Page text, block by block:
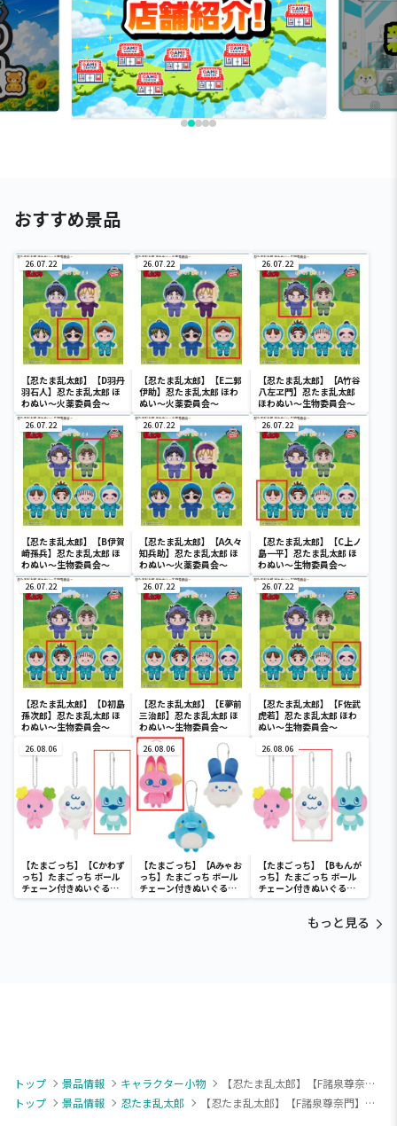
おすすめ景品
26.07.22
【忍たま乱太郎】【D羽丹
羽石人】忍たま乱太郎 ほ
わぬい～火薬委員会～
26.07.22
【忍たま乱太郎】【E二郭
伊助】忍たま乱太郎 ほわ
ぬい～火薬委員会～
26.07.22
【忍たま乱太郎】【A竹谷
八左ヱ門】忍たま乱太郎
ほわぬい～生物委員会～
26.07.22
【忍たま乱太郎】【B伊賀
崎孫兵】忍たま乱太郎 ほ
わぬい～生物委員会～
26.07.22
【忍たま乱太郎】【A久々
知兵助】忍たま乱太郎 ほ
わぬい～火薬委員会～
26.07.22
【忍たま乱太郎】【C上ノ
島一平】忍たま乱太郎 ほ
わぬい～生物委員会～
26.07.22
【忍たま乱太郎】【D初島
孫次郎】忍たま乱太郎 ほ
わぬい～生物委員会～
26.07.22
【忍たま乱太郎】【E夢前
三治郎】忍たま乱太郎 ほ
わぬい～生物委員会～
26.07.22
【忍たま乱太郎】【F佐武
虎若】忍たま乱太郎 ほわ
ぬい～生物委員会～
26.08.06
【たまごっち】【Cかわず
っち】たまごっち ボール
チェーン付きぬいぐるみ
～Tamagotchi
26.08.06
【たまごっち】【Aみゃお
っち】たまごっち ボール
チェーン付きぬいぐるみ
～Tamagotchi
26.08.06
【たまごっち】【Bもんが
っち】たまごっち ボール
チェーン付きぬいぐるみ
～Tamagotchi
もっと見る
トップ 景品情報 キャラクター小物
【忍たま乱太郎】【F諸泉尊奈門】劇場版 忍たま乱太郎 ほわぬいvol.4
トップ
景品情報 忍たま乱太郎 【忍たま乱太郎】【F諸泉尊奈門】劇場版 忍たま乱太郎 ほわぬいvol.4